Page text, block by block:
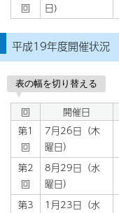
回
日)
平成19年度開催状況
表の幅を切り替える
回 開催日
第1
回
7月26日（木
曜日）
第2
回
8月29日（水
曜日）
第3
1月23日（水